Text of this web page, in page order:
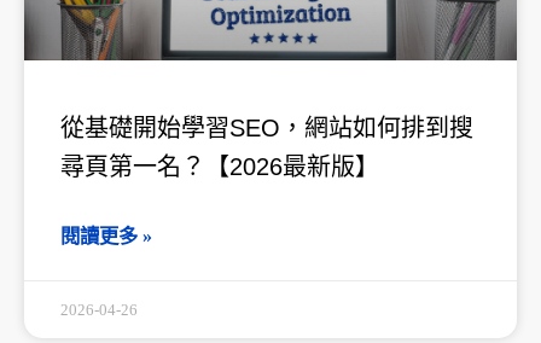
從基礎開始學習SEO，網站如何排到搜
尋頁第一名？【2026最新版】
閱讀更多 »
2026-04-26